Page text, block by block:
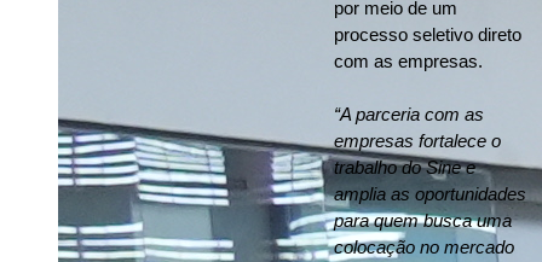
por meio de um
processo seletivo direto
com as empresas.
“A parceria com as
empresas fortalece o
trabalho do Sine e
amplia as oportunidades
para quem busca uma
colocação no mercado